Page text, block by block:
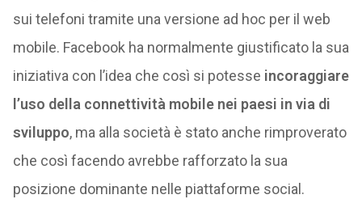
sui telefoni tramite una versione ad hoc per il web
mobile. Facebook ha normalmente giustificato la sua
iniziativa con l’idea che così si potesse incoraggiare
l’uso della connettività mobile nei paesi in via di
sviluppo, ma alla società è stato anche rimproverato
che così facendo avrebbe rafforzato la sua
posizione dominante nelle piattaforme social.